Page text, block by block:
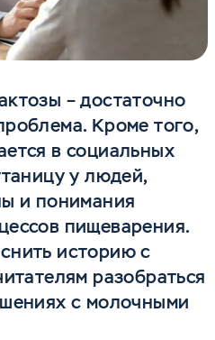
– достаточно
Кроме того,
в социальных
у людей,
и понимания
пищеварения.
историю с
разобраться
с молочными